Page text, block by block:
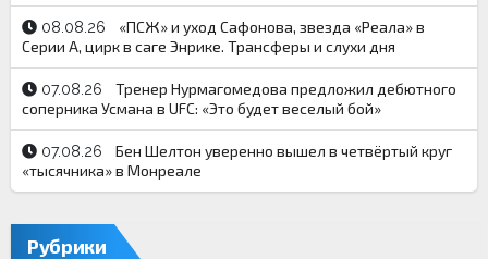
08.08.26
«ПСЖ» и уход Сафонова, звезда «Реала» в
Серии А, цирк в саге Энрике. Трансферы и слухи дня
07.08.26
Тренер Нурмагомедова предложил дебютного
соперника Усмана в UFC: «Это будет веселый бой»
07.08.26
Бен Шелтон уверенно вышел в четвёртый круг
«тысячника» в Монреале
Рубрики